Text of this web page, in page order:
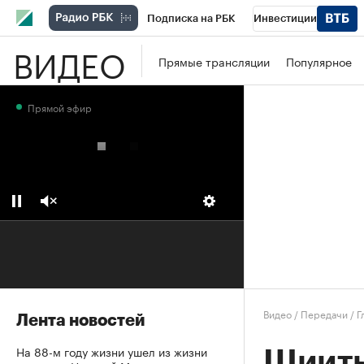
Подписка на РБК Инвестиции
ВИДЕО Прямые трансляции Популярное
Видео / Передачи /
Прямой эфир
Лента новостей
На 88-м году жизни ушел из жизни